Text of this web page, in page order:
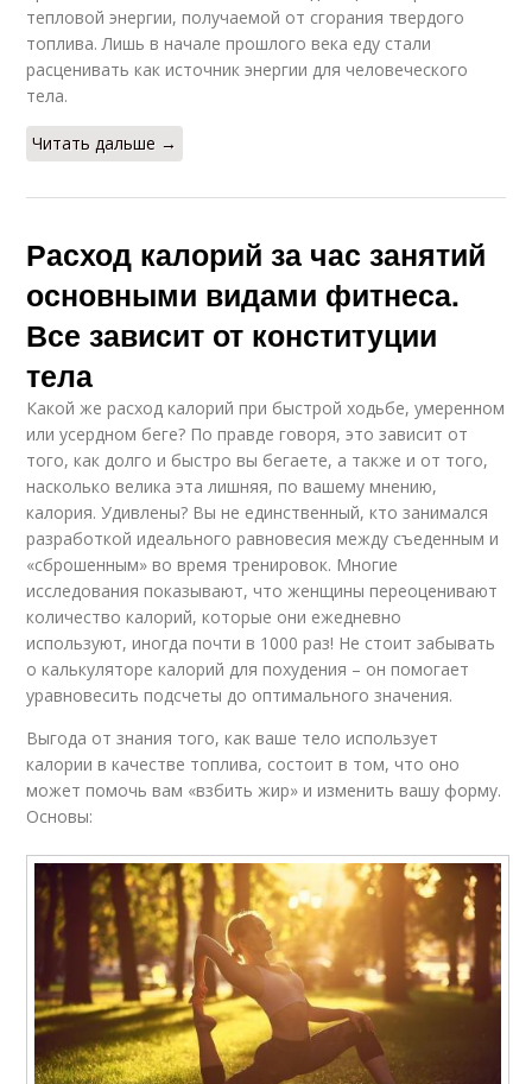
тепловой энергии, получаемой от сгорания твердого
топлива. Лишь в начале прошлого века еду стали
расценивать как источник энергии для человеческого
тела.
Читать дальше →
Расход калорий за час занятий
основными видами фитнеса.
Все зависит от конституции
тела
Какой же расход калорий при быстрой ходьбе, умеренном
или усердном беге? По правде говоря, это зависит от
того, как долго и быстро вы бегаете, а также и от того,
насколько велика эта лишняя, по вашему мнению,
калория. Удивлены? Вы не единственный, кто занимался
разработкой идеального равновесия между съеденным и
«сброшенным» во время тренировок. Многие
исследования показывают, что женщины переоценивают
количество калорий, которые они ежедневно
используют, иногда почти в 1000 раз! Не стоит забывать
о калькуляторе калорий для похудения – он помогает
уравновесить подсчеты до оптимального значения.
Выгода от знания того, как ваше тело использует
калории в качестве топлива, состоит в том, что оно
может помочь вам «взбить жир» и изменить вашу форму.
Основы: